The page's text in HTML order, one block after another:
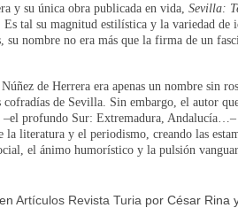
y su única obra publicada en vida,Sevilla:
Es tal su magnitud estilística y la variedad de
su nombre no era más que la firma de un
de Herrera era apenas un nombre sin
cofradías de Sevilla. Sin embargo, el autor
profundo Sur: Extremadura, Andalucía…–
la literatura y el periodismo, creando las
el ánimo humorístico y la pulsión
Artículos Revista Turia por César Rina